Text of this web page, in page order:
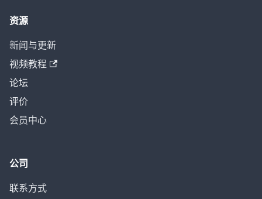
资源
新闻与更新
视频教程
论坛
评价
会员中心
公司
联系方式